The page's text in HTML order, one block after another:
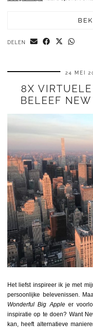
DELEN
24 MEI
8X
BELEEF
Het liefst inspireer ik je met
persoonlijke belevenissen.
Wonderful Big Appleer
inspiratie op te doen? Want
kan, heeft alternatieve